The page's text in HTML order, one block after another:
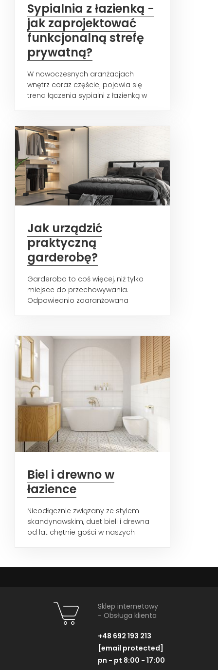
Sypialnia z łazienką -
jak zaprojektować
funkcjonalną strefę
prywatną?
W nowoczesnych aranżacjach
wnętrz coraz częściej pojawia się
trend łączenia sypialni z łazienką w
Jak urządzić
praktyczną
garderobę?
Garderoba to coś więcej, niż tylko
miejsce do przechowywania.
Odpowiednio zaaranżowana
Biel i drewno w
łazience
Nieodłącznie związany ze stylem
skandynawskim, duet bieli i drewna
od lat chętnie gości w naszych
Sklep internetowy
- Obsługa klienta
+48 692 193 213
[email protected]
pn - pt 8:00 - 17:00